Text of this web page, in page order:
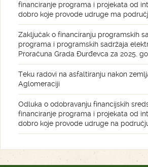
financiranje programa i projekata od
dobro koje provode udruge ma
Zaključak o financiranju programskih
programa i programskih sadržaja
Proračuna Grada Đurđevca za 2025.
Teku radovi na asfaltiranju nakon
Aglomeraciji
Odluka o odobravanju financijskih
financiranje programa i projekata od
dobro koje provode udruge na